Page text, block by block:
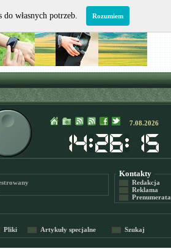
7.08.2026
Kontakty
Redakcja
Reklama
Prenumerata
Pliki Artykuły specjalne Szukaj
własnych potrzeb. Rozumiem